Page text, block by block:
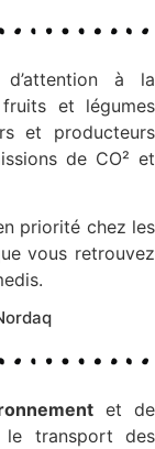
et de
le transport des
à la
et légumes
et producteurs
de CO² et
priorité chez les
vous retrouvez